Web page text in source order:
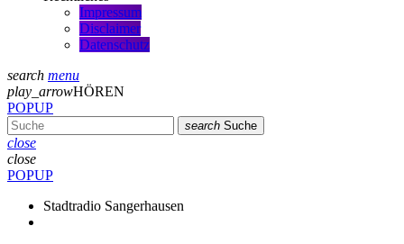
Impressum
Disclaimer
Datenschutz
search menu
play_arrowHÖREN
POPUP
search Suche
close
close
POPUP
Stadtradio Sangerhausen